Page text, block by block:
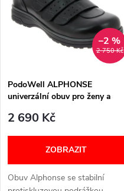
ů
t
2 750 Kč
–2 %
PodoWell ALPHONSE
univerzální obuv pro ženy a
2 690 Kč
ZOBRAZIT
Obuv Alphonse se stabilní